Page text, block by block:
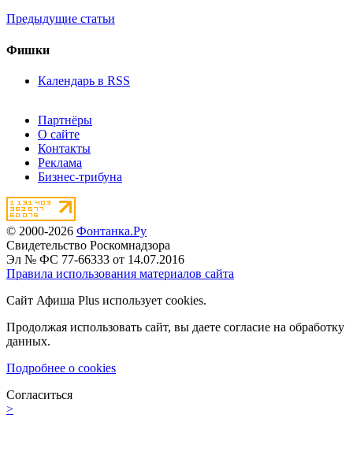
Предыдущие статьи
Фишки
Календарь в RSS
Партнёры
О сайте
Контакты
Реклама
Бизнес-трибуна
© 2000-2026 Фонтанка.Ру
Свидетельство Роскомнадзора
Эл № ФС 77-66333 от 14.07.2016
Правила использования материалов сайта
Сайт Афиша Plus использует cookies.
Продолжая использовать сайт, вы даете согласие на обработку
данных.
Подробнее о cookies
Согласиться
>